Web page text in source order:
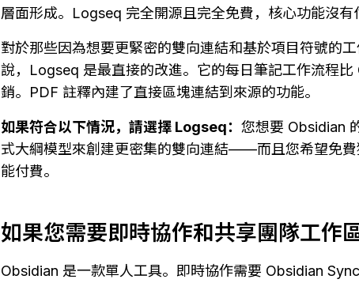
層面形成。Logseq 完全開源且完全免費，核心功能沒有
對於那些因為想要更緊密的雙向連結和基於項目符號的
說，Logseq 是最直接的改進。它的每日筆記工作流程
銷。PDF 註釋內建了直接區塊連結到來源的功能。
如果符合以下情況，請選擇 Logseq： 您想要 Obsidian
式大綱模型來創建更密集的雙向連結——而且您希望免
能付費。
如果您需要即時協作和共享團隊工作
Obsidian 是一款單人工具。即時協作需要 Obsidian